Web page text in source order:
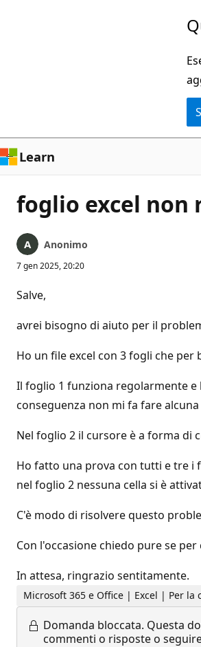
Learn
foglio excel non
Anonimo
7 gen 2025, 20:20
Salve,
avrei bisogno di aiuto per il
Ho un file excel con 3 fogli che per
Il foglio 1 funziona regolarmente e
conseguenza non mi fa fare
Nel foglio 2 il cursore è a forma di
Ho fatto una prova con tutti e tre i
nel foglio 2 nessuna cella si è
C'è modo di risolvere questo
Con l'occasione chiedo pure se
In attesa, ringrazio sentitamente.
Microsoft 365 e Office | Excel | Per la
Domanda bloccata. Questa
commenti o risposte o